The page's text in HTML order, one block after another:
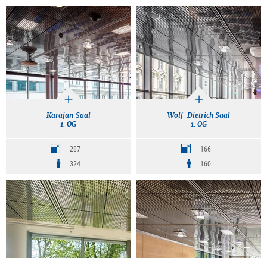
Karajan Saal
1. OG
287
324
Wolf-Dietrich Saal
1. OG
166
160